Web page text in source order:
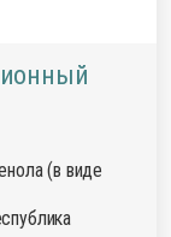
(в виде